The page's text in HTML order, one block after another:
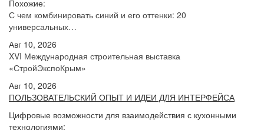
Похожие:
С чем комбинировать синий и его оттенки: 20
универсальных…
Авг 10, 2026
XVI Международная строительная выставка
«СтройЭкспоКрым»
Авг 10, 2026
ПОЛЬЗОВАТЕЛЬСКИЙ ОПЫТ И ИДЕИ ДЛЯ ИНТЕРФЕЙСА
Цифровые возможности для взаимодействия с кухонными
технологиями: